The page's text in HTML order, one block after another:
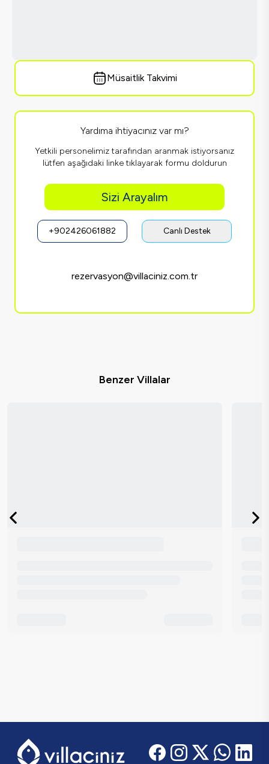
Müsaitlik Takvimi
Yardıma ihtiyacınız var mı?
Yetkili personelimiz tarafından aranmak istiyorsanız
lütfen aşağıdaki linke tıklayarak formu doldurun
Sizi Arayalım
+902426061882 Canlı Destek
rezervasyon@villaciniz.com.tr
Benzer Villalar